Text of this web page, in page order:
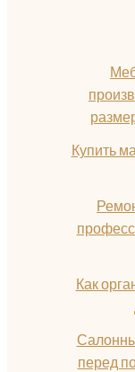
Купить
Как
перед